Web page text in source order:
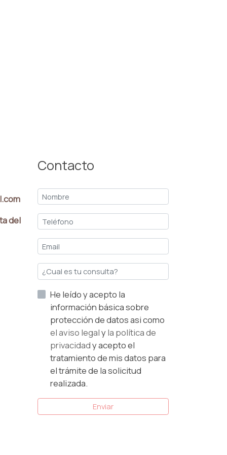
del
Contacto
He leído y acepto la
información básica sobre
protección de datos asi como
el aviso legalyla política de
privacidady acepto el
tratamiento de mis datos para
el trámite de la solicitud
realizada.
Enviar